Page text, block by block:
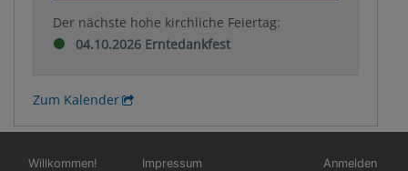
Der nächste hohe kirchliche Feiertag:
04.10.2026 Erntedankfest
Zum Kalender
Hauptnavigation
Willkommen!
Fußbereichsmenü
Impressum
Anmelden